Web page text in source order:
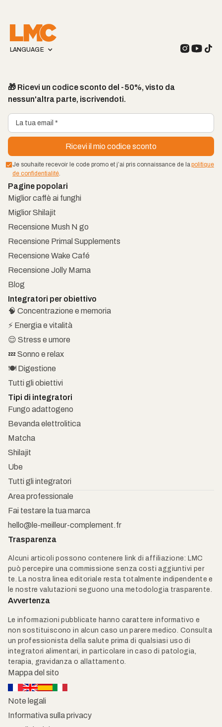
LANGUAGE
🎁 Ricevi un codice sconto del -50%, visto da
nessun'altra parte, iscrivendoti.
Je souhaite recevoir le code promo et j’ai pris connaissance de la politique
de confidentialité.
Pagine popolari
Miglior caffè ai funghi
Miglior Shilajit
Recensione Mush N go
Recensione Primal Supplements
Recensione Wake Café
Recensione Jolly Mama
Blog
Integratori per obiettivo
🧠 Concentrazione e memoria
⚡ Energia e vitalità
😌 Stress e umore
💤 Sonno e relax
🍽️ Digestione
Tutti gli obiettivi
Tipi di integratori
Fungo adattogeno
Bevanda elettrolitica
Matcha
Shilajit
Ube
Tutti gli integratori
Area professionale
Fai testare la tua marca
hello@le-meilleur-complement.fr
Trasparenza
Alcuni articoli possono contenere link di affiliazione: LMC
può percepire una commissione senza costi aggiuntivi per
te. La nostra linea editoriale resta totalmente indipendente e
le nostre valutazioni seguono una metodologia trasparente.
Avvertenza
Le informazioni pubblicate hanno carattere informativo e
non sostituiscono in alcun caso un parere medico. Consulta
un professionista della salute prima di qualsiasi uso di
integratori alimentari, in particolare in caso di patologia,
terapia, gravidanza o allattamento.
Mappa del sito
Note legali
Informativa sulla privacy